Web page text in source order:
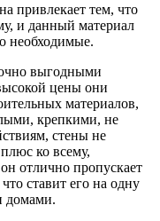
привлекает тем, что
и данный материал
необходимые.
выгодными
цены они
материалов,
крепкими, не
стены не
ко всему,
отлично пропускает
ставит его на одну
домами.